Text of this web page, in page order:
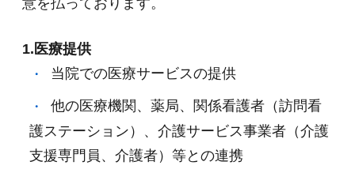
意を払っております。
1.医療提供
当院での医療サービスの提供
他の医療機関、薬局、関係看護者（訪問看
護ステーション）、介護サービス事業者（介護
支援専門員、介護者）等との連携